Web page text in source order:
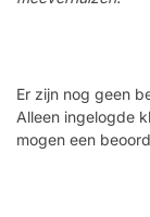
Er zijn nog geen
Alleen ingelogde
mogen een